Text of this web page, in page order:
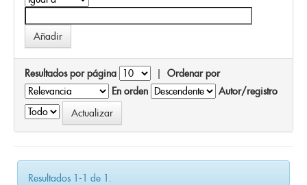
Resultados por página | Ordenar por
En orden
Autor/registro
Resultados 1-1 de 1.